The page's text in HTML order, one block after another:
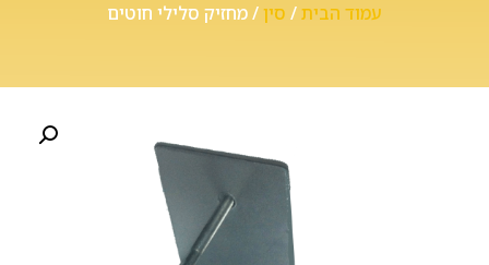
עמוד הבית/ סין/ מחזיק סלילי חוטים